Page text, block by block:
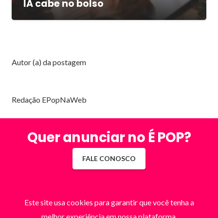
IA cabe no bolso
Autor (a) da postagem
Redação EPopNaWeb
Quer anunciar no É POP?
FALE CONOSCO
Este site usa cookies para garantir que você tenha a